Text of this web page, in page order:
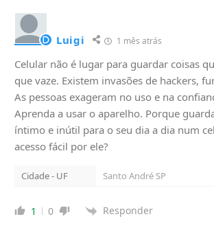
Luigi 1 mês atrás
Celular não é lugar para guardar coisas
que vaze. Existem invasões de hackers,
As pessoas exageram no uso e na
Aprenda a usar o aparelho. Porque
íntimo e inútil para o seu dia a dia num
acesso fácil por ele?
Cidade - UF Santo André SP
1 0 Responder